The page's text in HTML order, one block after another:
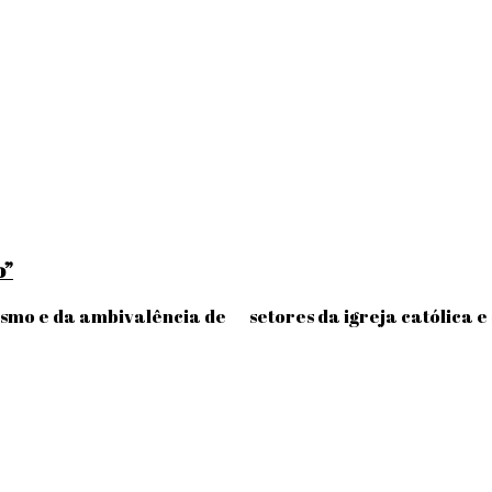
e da ambivalência de setores da igreja católica